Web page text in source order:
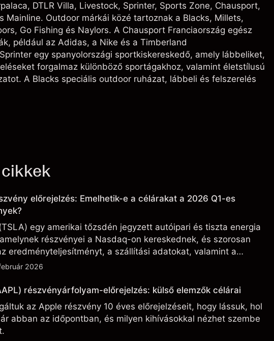
DTLR Villa, Livestock, Sprinter, Sports Zone, Chausport,
Mainline. Outdoor márkái közé tartoznak a Blacks, Millets,
Go Fishing és Naylors. A Chausport Franciaország egész
például az Adidas, a Nike és a Timberland
egy spanyolországi sportkiskereskedő, amely lábbeliket,
forgalmaz különböző sportágakhoz, valamint életstílusú
A Blacks speciális outdoor ruházat, lábbeli és felszerelés
előrejelzés: Emelhetik-e a célárakat a 2026 Q1-es
egy amerikai tőzsdén jegyzett autóipari és tiszta energia
részvényei a Nasdaq-on kereskednek, és szorosan
eredményteljesítményt, a szállítási adatokat, valamint a
és gyártási fejleményeket.
2026
részvényárfolyam-előrejelzés: külső elemzők célárai
az Apple részvény 10 éves előrejelzéseit, hogy lássuk, hol
abban az időpontban, és milyen kihívásokkal nézhet szembe